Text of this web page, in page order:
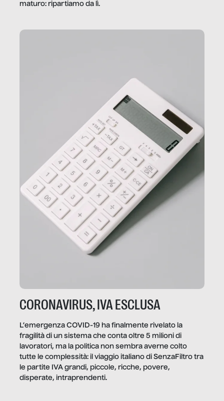
maturo: ripartiamo da lì.
CORONAVIRUS, IVA ESCLUSA
L’emergenza COVID-19 ha finalmente rivelato la
fragilità di un sistema che conta oltre 5 milioni di
lavoratori, ma la politica non sembra averne colto
tutte le complessità: il viaggio italiano di SenzaFiltro tra
le partite IVA grandi, piccole, ricche, povere,
disperate, intraprendenti.